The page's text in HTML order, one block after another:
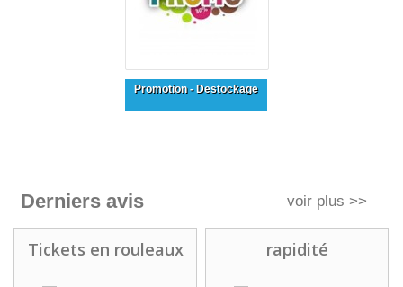
Promotion - Destockage
Derniers avis voir plus >>
Tickets en rouleaux rapidité